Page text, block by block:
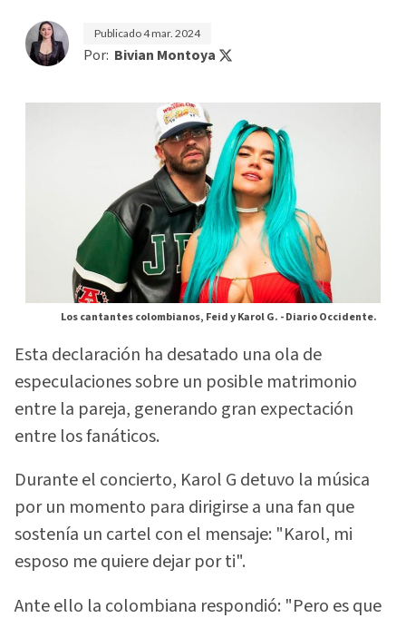
Publicado4 mar. 2024
Por: Bivian Montoya
Los cantantes colombianos, Feid y Karol G. -Diario Occidente.
Esta declaración ha desatado una ola de
especulaciones sobre un posible matrimonio
entre la pareja, generando gran expectación
entre los fanáticos.
Durante el concierto, Karol G detuvo la música
por un momento para dirigirse a una fan que
sostenía un cartel con el mensaje: "Karol, mi
esposo me quiere dejar por ti".
Ante ello la colombiana respondió: "Pero es que